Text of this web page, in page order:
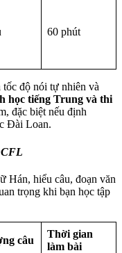
60 phút
độ nói tự nhiên và
học tiếng Trung và thi
đặc biệt nếu định
Đài Loan.
Hán, hiểu câu, đoạn văn
trọng khi bạn học tập
câu
Thời gian
làm bài